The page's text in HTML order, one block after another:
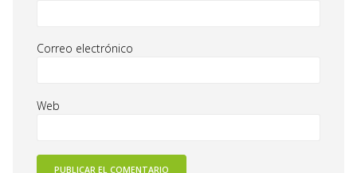
Correo electrónico
Web